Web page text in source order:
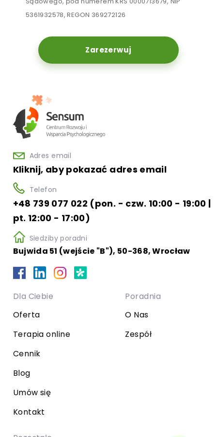
5361932578, REGON 369272126
Zarezerwuj
Adres email
Kliknij, aby pokazać adres email
Telefon
+48 739 077 022 (pon. - czw. 10:00 - 19:00 |
pt. 12:00 - 17:00)
Siedziby poradni
Bujwida 51 (wejście "B"), 50-368, Wrocław
Dla Ciebie
Oferta
Terapia online
Cennik
Blog
Umów się
Kontakt
Poradnia
O Nas
Zespół